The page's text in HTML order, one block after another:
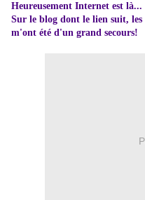
Heureusement Internet est là...
Sur le blog dont le lien suit,
m'ont été d'un grand secours!